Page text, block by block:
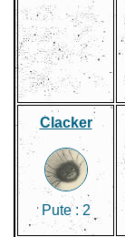
Clacker
Pute : 2